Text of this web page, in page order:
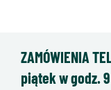
ZAMÓWIENIA
piątek w godz.